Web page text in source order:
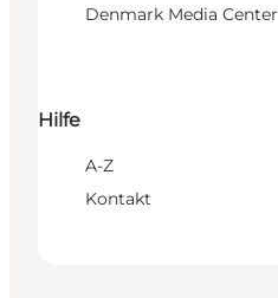
Denmark Media Center
Hilfe
A-Z
Kontakt